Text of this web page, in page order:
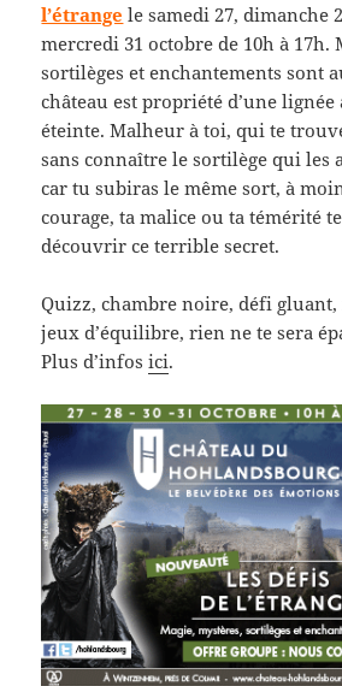
l’étrange le samedi 27, dimanche
mercredi 31 octobre de 10h à 17h.
sortilèges et enchantements sont
château est propriété d’une
éteinte. Malheur à toi, qui te
sans connaître le sortilège qui les
car tu subiras le même sort, à
courage, ta malice ou ta témérité
découvrir ce terrible secret.
Quizz, chambre noire, défi gluant,
jeux d’équilibre, rien ne te sera
Plus d’infosici.